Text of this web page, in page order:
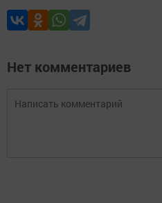
Нет комментариев